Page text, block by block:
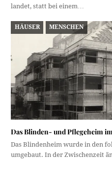
landet, statt bei einem…
HÄUSER MENSCHEN
Das Blinden- und Pflegeheim
Das Blindenheim wurde in den
umgebaut. In der Zwischenzeit